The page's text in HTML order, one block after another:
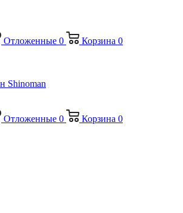
Отложенные 0 Корзина 0
Отложенные 0 Корзина 0